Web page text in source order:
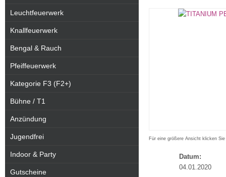
Für eine größere Ansicht klicken
Datum:
04.01.2020
Leuchtfeuerwerk
Knallfeuerwerk
Bengal & Rauch
Pfeiffeuerwerk
Kategorie F3 (F2+)
Bühne / T1
Anzündung
Jugendfrei
Indoor & Party
Gutscheine